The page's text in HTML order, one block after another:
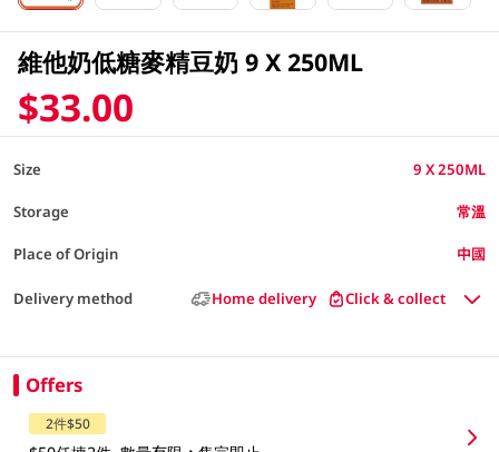
維他奶低糖麥精豆奶 9 X 250ML
$33.00
Size 9 X 250ML
Storage 常溫
Place of Origin 中國
Delivery method Home delivery Click & collect
Offers
2件$50